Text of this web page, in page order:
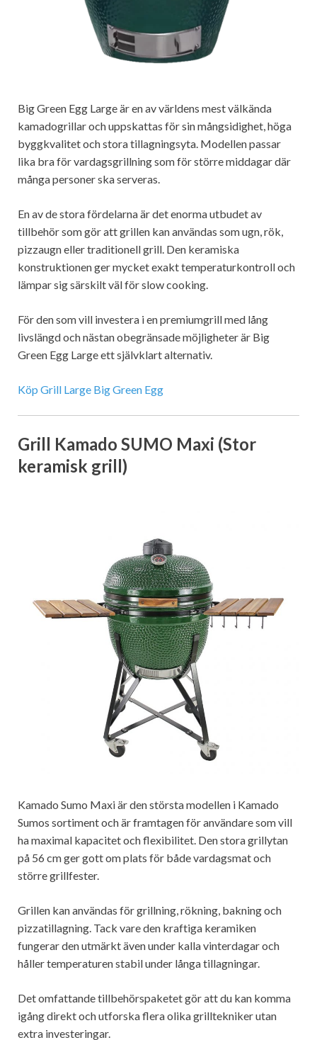
Big Green Egg Large är en av världens mest välkända
kamadogrillar och uppskattas för sin mångsidighet, höga
byggkvalitet och stora tillagningsyta. Modellen passar
lika bra för vardagsgrillning som för större middagar där
många personer ska serveras.
En av de stora fördelarna är det enorma utbudet av
tillbehör som gör att grillen kan användas som ugn, rök,
pizzaugn eller traditionell grill. Den keramiska
konstruktionen ger mycket exakt temperaturkontroll och
lämpar sig särskilt väl för slow cooking.
För den som vill investera i en premiumgrill med lång
livslängd och nästan obegränsade möjligheter är Big
Green Egg Large ett självklart alternativ.
Köp Grill Large Big Green Egg
Grill Kamado SUMO Maxi (Stor
keramisk grill)
Kamado Sumo Maxi är den största modellen i Kamado
Sumos sortiment och är framtagen för användare som vill
ha maximal kapacitet och flexibilitet. Den stora grillytan
på 56 cm ger gott om plats för både vardagsmat och
större grillfester.
Grillen kan användas för grillning, rökning, bakning och
pizzatillagning. Tack vare den kraftiga keramiken
fungerar den utmärkt även under kalla vinterdagar och
håller temperaturen stabil under långa tillagningar.
Det omfattande tillbehörspaketet gör att du kan komma
igång direkt och utforska flera olika grilltekniker utan
extra investeringar.